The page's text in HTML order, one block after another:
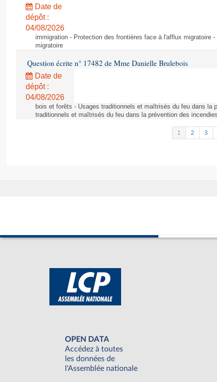
Date de
dépôt :
04/08/2026
immigration - Protection des frontières face à l'afflux migratoire
migratoire
Question écrite n° 17482 de Mme Danielle Brulebois
Date de
dépôt :
04/08/2026
bois et forêts - Usages traditionnels et maîtrisés du feu dans la
traditionnels et maîtrisés du feu dans la prévention des
1 2 3
OPEN DATA
Accédez à toutes
les données de
l'Assemblée nationale